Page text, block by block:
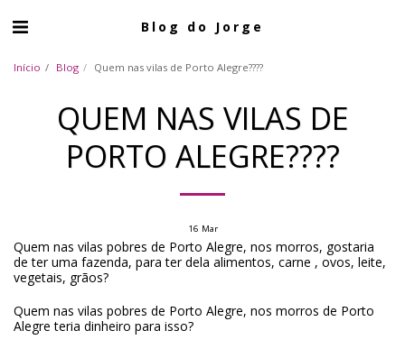
Blog do Jorge
Início Blog Quem nas vilas de Porto Alegre????
QUEM NAS VILAS DE
PORTO ALEGRE????
16 Mar
Quem nas vilas pobres de Porto Alegre, nos morros, gostaria
de ter uma fazenda, para ter dela alimentos, carne , ovos, leite,
vegetais, grãos?
Quem nas vilas pobres de Porto Alegre, nos morros de Porto
Alegre teria dinheiro para isso?